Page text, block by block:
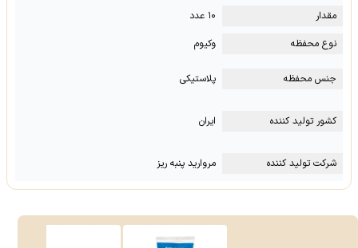
مقدار
۱۰ عدد
نوع محفظه
وکیوم
جنس محفظه پلاستیکی
کشور تولید کننده ایران
شرکت تولید کننده مروارید پنبه ریز